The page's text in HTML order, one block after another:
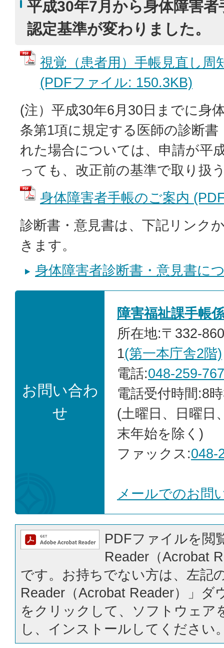
平成30年7月から身体障害
認定基準が変わりました。
視覚（患者用）手帳見直し周
(PDFファイル: 150.3KB)
(注）平成30年6月30日までに身
条第1項に規定する医師の診断書
れた場合については、申請が平
っても、改正前の基準で取り扱
身体障害者手帳のご案内
診断書・意見書は、下記リンク
きます。
身体障害者診断書・意見書に
お問い合わ
せ
障害福祉課手帳
所在地:〒332-
1(第一本庁舎2階)
電話:048-259-
電話受付時間:8
(土曜日、日曜日
末年始を除く)
ファックス:048-
メールでのお問
PDFファイルを閲
Reader（Acrobat
です。お持ちでない方は、左記
Reader（Acrobat Reader）」ダ
をクリックして、ソフトウェア
し、インストールしてください